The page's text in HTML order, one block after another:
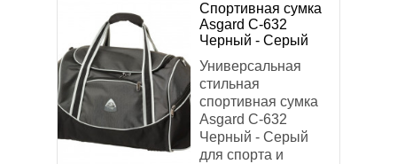
Спортивная сумка
Asgard С-632
Черный - Серый
Универсальная
стильная
спортивная сумка
Asgard С-632
Черный - Серый
для спорта и